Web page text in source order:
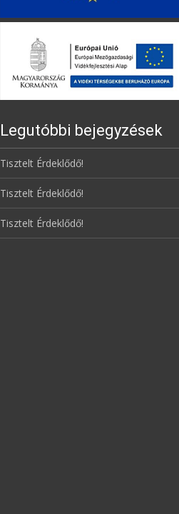
Legutóbbi bejegyzések
Tisztelt Érdeklődő!
Tisztelt Érdeklődő!
Tisztelt Érdeklődő!